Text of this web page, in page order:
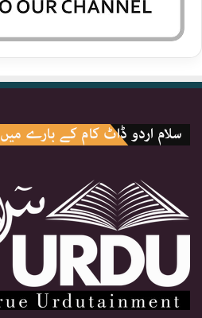
سلام اردو ڈاٹ کام کے بارے میں